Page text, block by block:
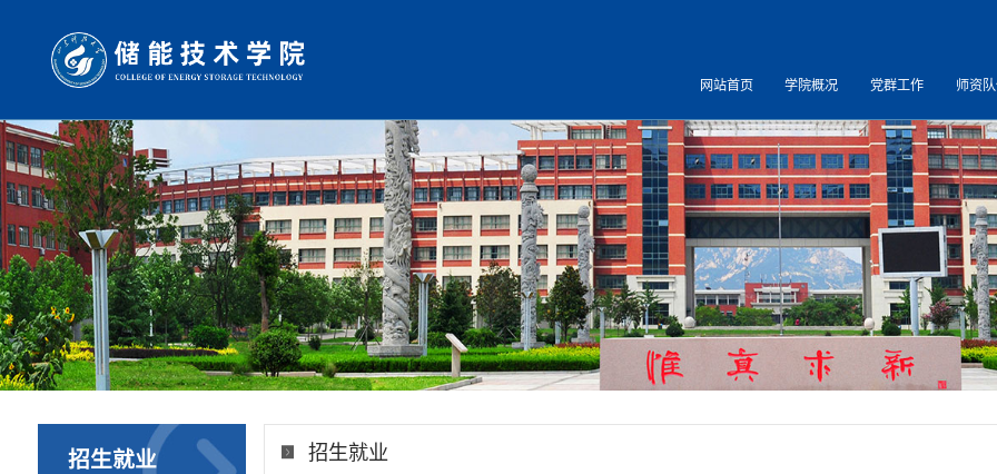
网站首页 学院概况 党群工作 师资
招生就业 招生就业